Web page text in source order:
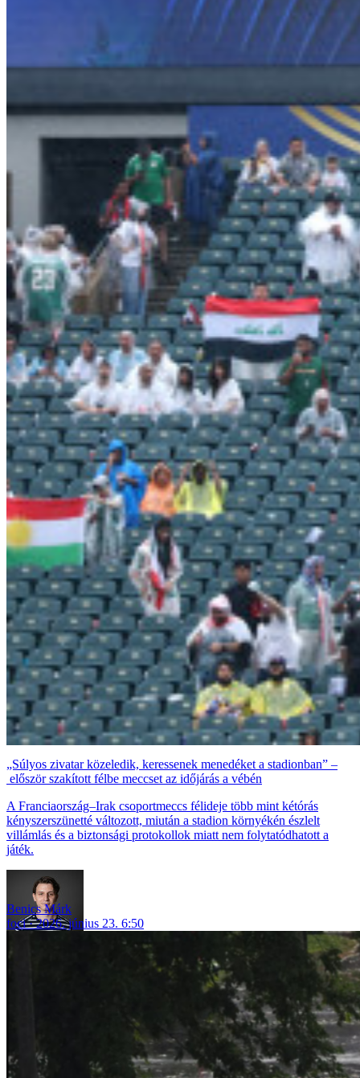
„Súlyos zivatar közeledik, keressenek menedéket a stadionban” –
először szakított félbe meccset az időjárás a vébén
A Franciaország–Irak csoportmeccs félideje több mint kétórás
kényszerszünetté változott, miután a stadion környékén észlelt
villámlás és a biztonsági protokollok miatt nem folytatódhatott a
játék.
Benics Márk
foci
2026. június 23. 6:50